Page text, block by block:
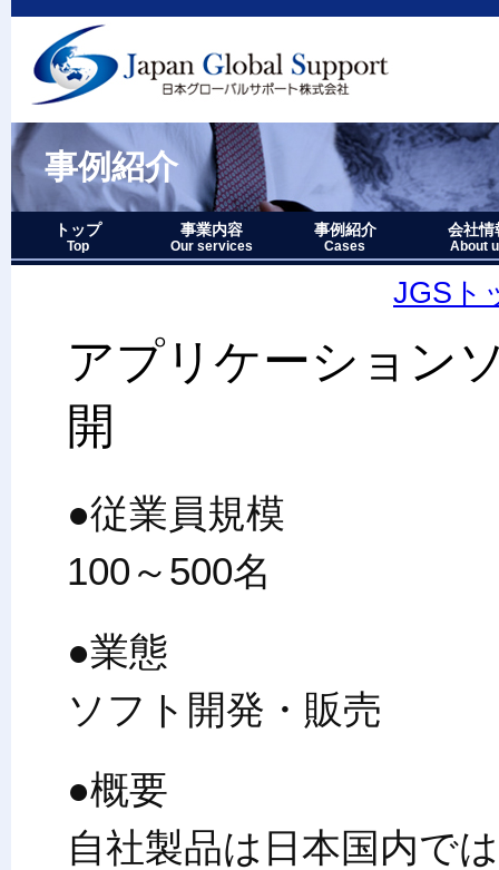
事例紹介
トップ
Top
事業内容
Our services
事例紹介
Cases
事例紹介－全件表示
アジア・オセアニア地域
中近東・アフリカ地域
会社情
About
会社情報
アクセス
沿革
企業理念
代表者略歴
経営七か条
当社のロ
JGSト
アプリケーション
開
●従業員規模
100～500名
●業態
ソフト開発・販売
●概要
自社製品は日本国内で